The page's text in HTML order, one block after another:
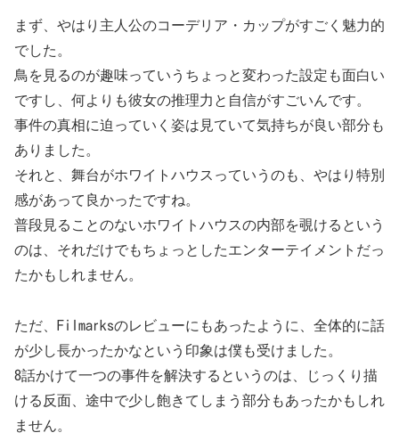
まず、やはり主人公のコーデリア・カップがすごく魅力的
でした。
鳥を見るのが趣味っていうちょっと変わった設定も面白い
ですし、何よりも彼女の推理力と自信がすごいんです。
事件の真相に迫っていく姿は見ていて気持ちが良い部分も
ありました。
それと、舞台がホワイトハウスっていうのも、やはり特別
感があって良かったですね。
普段見ることのないホワイトハウスの内部を覗けるという
のは、それだけでもちょっとしたエンターテイメントだっ
たかもしれません。
ただ、Filmarksのレビューにもあったように、全体的に話
が少し長かったかなという印象は僕も受けました。
8話かけて一つの事件を解決するというのは、じっくり描
ける反面、途中で少し飽きてしまう部分もあったかもしれ
ません。